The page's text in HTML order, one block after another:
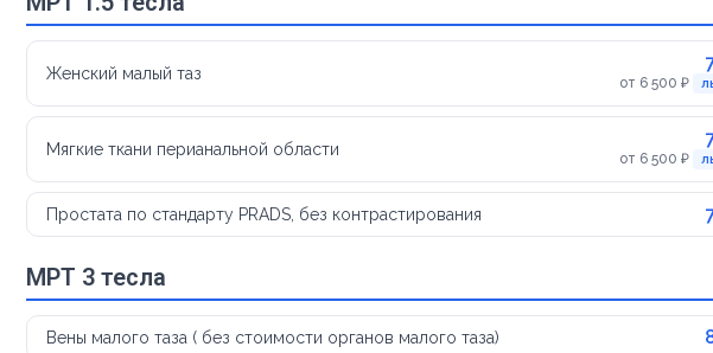
Женский малый таз от 6 500 ₽
Мягкие ткани перианальной области от 6 500 ₽
Простата по стандарту PRADS, без контрастирования
МРТ 3 тесла
Вены малого таза ( без стоимости органов малого таза)